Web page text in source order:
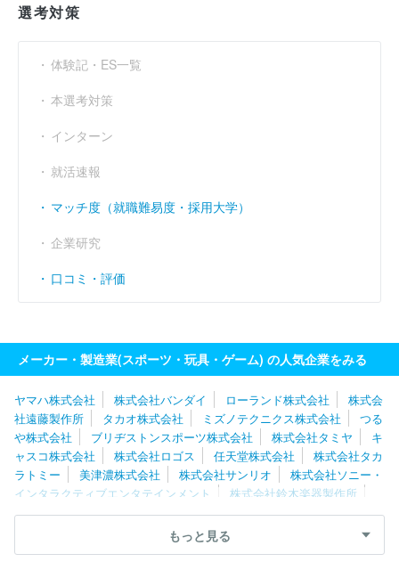
選考対策
体験記・ES一覧
本選考対策
インターン
就活速報
マッチ度（就職難易度・採用大学）
企業研究
口コミ・評価
メーカー・製造業(スポーツ・玩具・ゲーム) の人気企業をみる
ヤマハ株式会社 株式会社バンダイ ローランド株式会社
株式会
社遠藤製作所
タカオ株式会社 ミズノテクニクス株式会社
つる
や株式会社
ブリヂストンスポーツ株式会社 株式会社タミヤ
キ
ャスコ株式会社
株式会社ロゴス 任天堂株式会社
株式会社タカ
ラトミー
美津濃株式会社 株式会社サンリオ
株式会社ソニー・
インタラクティブエンタテインメント
株式会社鈴木楽器製作所
株式会社ナナミ
セノー株式会社 株式会社ハート
メガバス株
有限会社トータル・ケア・システム
株式会社都村製作所
もっと見る